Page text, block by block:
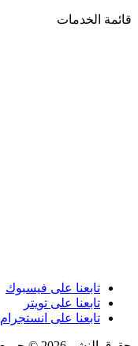
قائمة الخدمات
تابعنا على فيسبوك
تابعنا على تويتر
تابعنا على انستجرام